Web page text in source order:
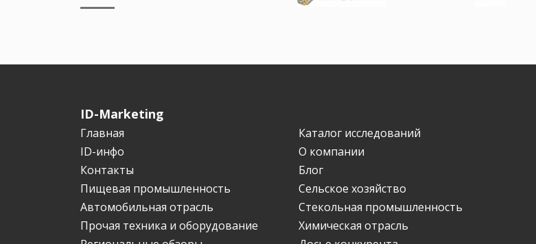
ID-Marketing
Главная
Каталог исследований
ID-инфо
О компании
Контакты
Блог
Пищевая промышленность
Сельское хозяйство
Автомобильная отрасль
Стекольная промышленность
Прочая техника и оборудование
Химическая отрасль